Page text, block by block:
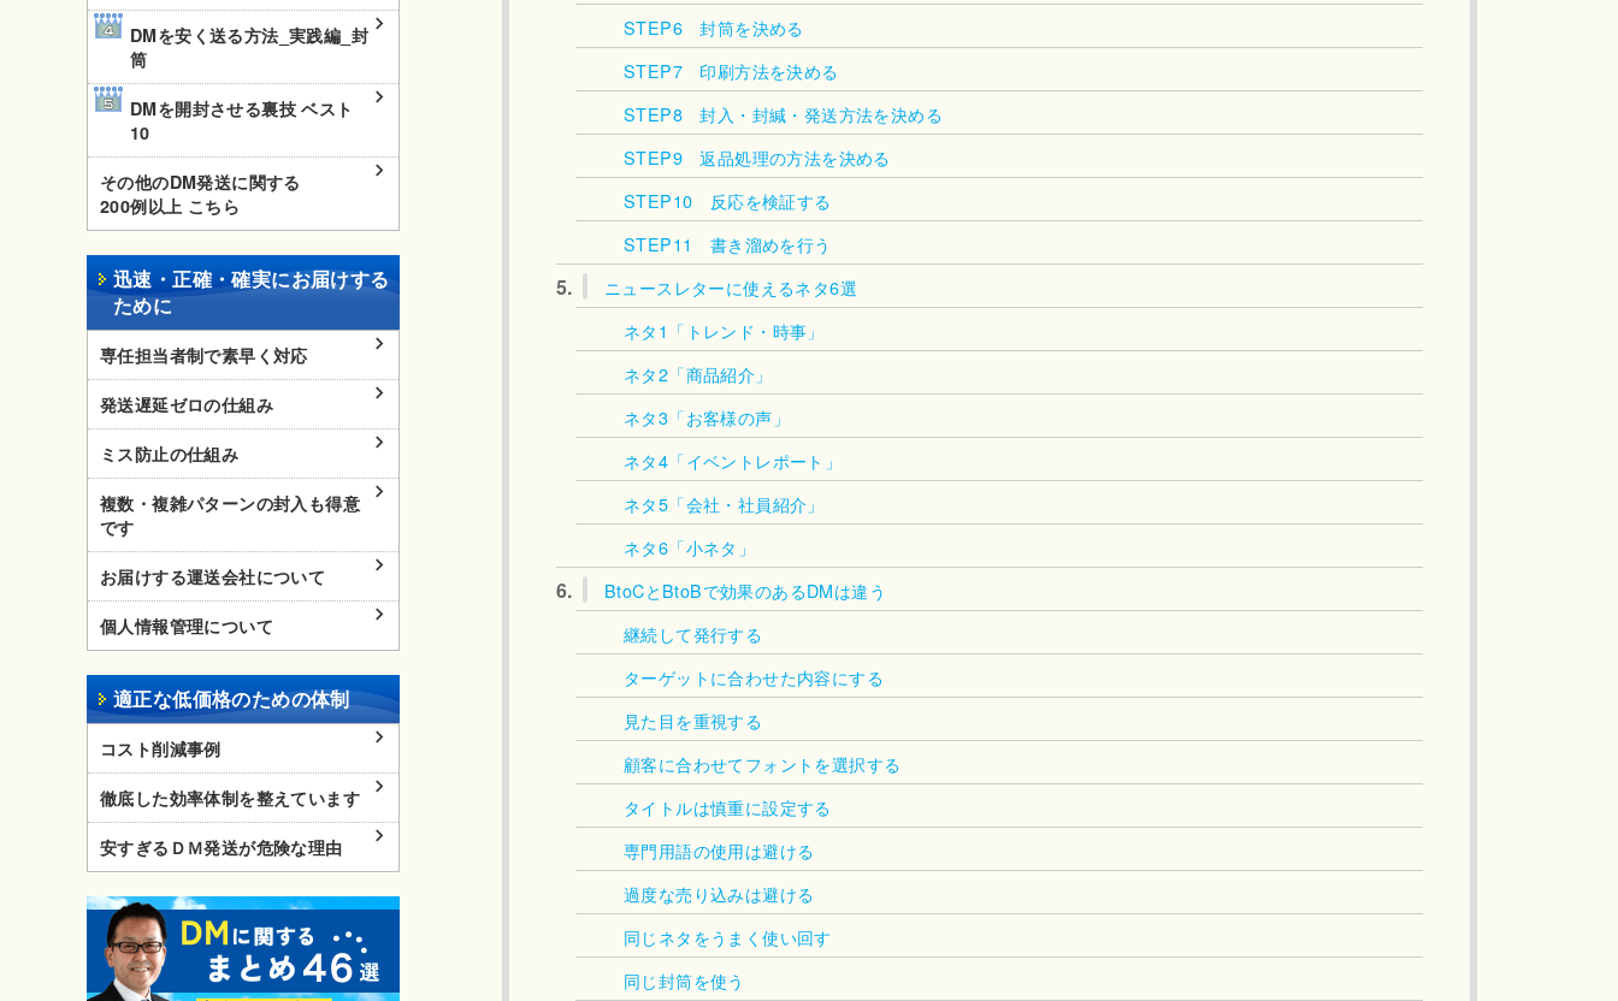
STEP6 封筒を決める
STEP7 印刷方法を決める
STEP8 封入・封緘・発送方法を決める
STEP9 返品処理の方法を決める
STEP10 反応を検証する
STEP11 書き溜めを行う
5.
ニュースレターに使えるネタ6選
ネタ1「トレンド・時事」
ネタ2「商品紹介」
ネタ3「お客様の声」
ネタ4「イベントレポート」
ネタ5「会社・社員紹介」
ネタ6「小ネタ」
6.
BtoCとBtoBで効果のあるDMは違う
継続して発行する
ターゲットに合わせた内容にする
見た目を重視する
顧客に合わせてフォントを選択する
タイトルは慎重に設定する
専門用語の使用は避ける
過度な売り込みは避ける
同じネタをうまく使い回す
同じ封筒を使う
DMを安く送る方法_実践編_封
筒
DMを開封させる裏技 ベスト
10
その他のDM発送に関する
200例以上 こちら
迅速・正確・確実にお届けする
ために
専任担当者制で素早く対応
発送遅延ゼロの仕組み
ミス防止の仕組み
複数・複雑パターンの封入も得意
です
お届けする運送会社について
個人情報管理について
適正な低価格のための体制
コスト削減事例
徹底した効率体制を整えています
安すぎるＤＭ発送が危険な理由